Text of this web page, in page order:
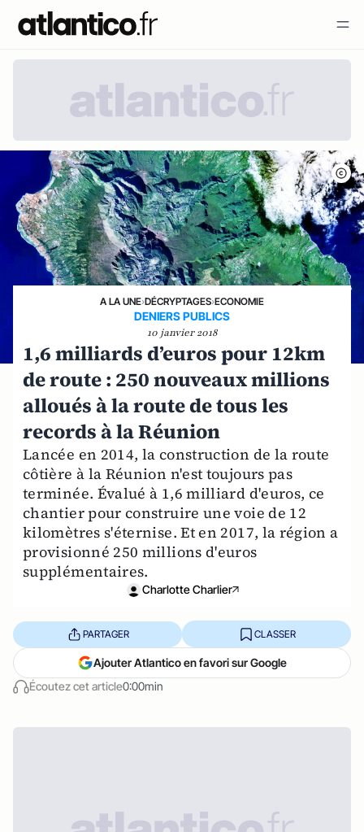
A LA UNE›DÉCRYPTAGES›ECONOMIE
DENIERS PUBLICS
10 janvier 2018
1,6 milliards d’euros pour 12km
de route : 250 nouveaux millions
alloués à la route de tous les
records à la Réunion
Lancée en 2014, la construction de la route
côtière à la Réunion n'est toujours pas
terminée. Évalué à 1,6 milliard d'euros, ce
chantier pour construire une voie de 12
kilomètres s'éternise. Et en 2017, la région a
provisionné 250 millions d'euros
supplémentaires.
Charlotte Charlier
Écoutez cet article0:00min
PARTAGER CLASSER
Ajouter Atlantico en favori sur Google